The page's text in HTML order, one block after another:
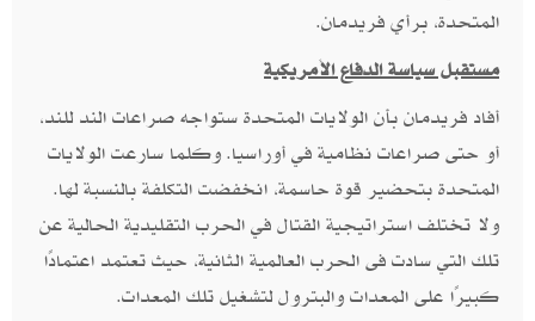
المتحدة، برأي فريدمان.
مستقبل سياسة الدفاع الأمريكية
أفاد فريدمان بأن الولايات المتحدة ستواجه صراعات الند للند،
أو حتى صراعات نظامية في أوراسيا. وكلما سارعت الولايات
المتحدة بتحضير قوة حاسمة، انخفضت التكلفة بالنسبة لها.
ولا تختلف استراتيجية القتال في الحرب التقليدية الحالية عن
تلك التي سادت فى الحرب العالمية الثانية، حيث تعتمد اعتمادًا
كبيرًا على المعدات والبترول لتشغيل تلك المعدات.